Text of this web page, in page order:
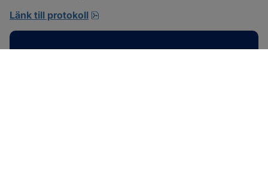
Länk till protokoll